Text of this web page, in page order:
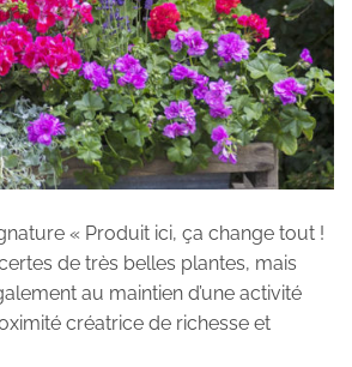
« Produit ici, ça change tout !
de très belles plantes, mais
au maintien d’une activité
créatrice de richesse et